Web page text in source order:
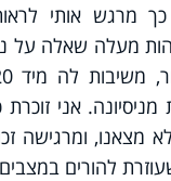
מרגש אותי
מעלה שאלה על
אני זוכרת
מצאנו, ומרגישה
להורים